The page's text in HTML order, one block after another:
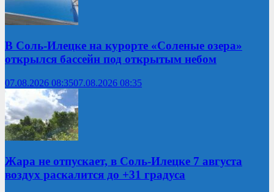
В Соль-Илецке на курорте «Соленые озера»
открылся бассейн под открытым небом
07.08.2026 08:3507.08.2026 08:35
Жара не отпускает, в Соль-Илецке 7 августа
воздух раскалится до +31 градуса